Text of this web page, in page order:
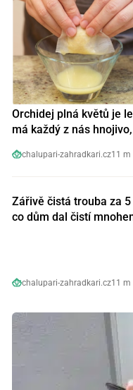
Orchidej plná květů je
má každý z nás
chalupari-zahradkari.cz11 m
Zářivě čistá trouba za
co dům dal čistí
chalupari-zahradkari.cz11 m